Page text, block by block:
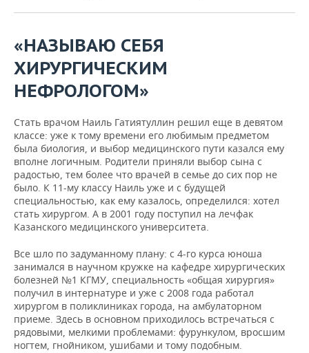
«НАЗЫВАЮ СЕБЯ
ХИРУРГИЧЕСКИМ
НЕФРОЛОГОМ»
Стать врачом Наиль Гатиятуллин решил еще в девятом
классе: уже к тому времени его любимым предметом
была биология, и выбор медицинского пути казался ему
вполне логичным. Родители приняли выбор сына с
радостью, тем более что врачей в семье до сих пор не
было. К 11-му классу Наиль уже и с будущей
специальностью, как ему казалось, определился: хотел
стать хирургом. А в 2001 году поступил на лечфак
Казанского медицинского университета.
Все шло по задуманному плану: с 4-го курса юноша
занимался в научном кружке на кафедре хирургических
болезней №1 КГМУ, специальность «общая хирургия»
получил в интернатуре и уже с 2008 года работал
хирургом в поликлиниках города, на амбулаторном
приеме. Здесь в основном приходилось встречаться с
рядовыми, мелкими проблемами: фурункулом, вросшим
ногтем, гнойником, ушибами и тому подобным.